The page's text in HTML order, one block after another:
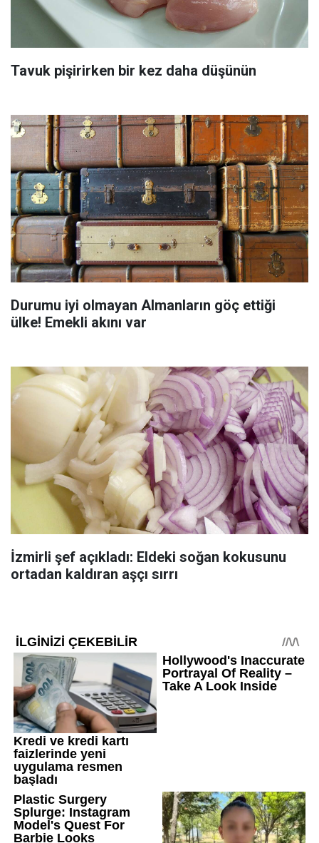
Tavuk pişirirken bir kez daha düşünün
Durumu iyi olmayan Almanların göç ettiği
ülke! Emekli akını var
İzmirli şef açıkladı: Eldeki soğan kokusunu
ortadan kaldıran aşçı sırrı